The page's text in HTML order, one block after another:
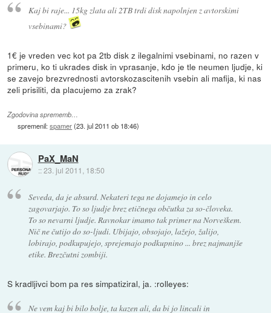
Kaj bi raje... 15kg zlata ali 2TB trdi disk napolnjen z avtorskimi
vsebinami?
1€ je vreden vec kot pa 2tb disk z ilegalnimi vsebinami, no razen v
primeru, ko ti ukrades disk in vprasanje, kdo je tle neumen ljudje, ki
se zavejo brezvrednosti avtorskozascitenih vsebin ali mafija, ki nas
zeli prisiliti, da placujemo za zrak?
Zgodovina sprememb…
spremenil:spamer(23. jul 2011 ob 18:46)
PaX_MaN
::23. jul 2011, 18:50
Seveda, da je absurd. Nekateri tega ne dojamejo in celo
zagovarjajo. To so ljudje brez etičnega občutka za so-človeka.
To so nevarni ljudje. Ravnokar imamo tak primer na Norveškem.
Nič ne čutijo do so-ljudi. Ubijajo, obsojajo, lažejo, žalijo,
lobirajo, podkupujejo, sprejemajo podkupnino ... brez najmanjše
etike. Brezčutni zombiji.
S kradljivci bom pa res simpatiziral, ja. :rolleyes:
Ne vem kaj bi bilo bolje, ta kazen ali, da bi jo lincali in